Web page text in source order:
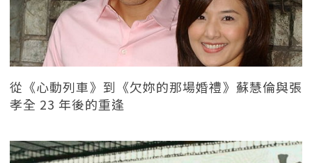
從《心動列車》到《欠妳的那場婚禮》蘇慧倫與張
孝全 23 年後的重逢